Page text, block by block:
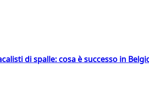
di spalle: cosa è successo in